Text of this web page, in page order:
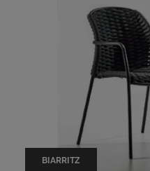
BIARRITZ